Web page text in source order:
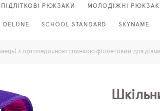
ПІДЛІТКОВІ РЮКЗАКИ МОЛОДІЖНІ
DELUNE SCHOOL STANDARD SKYNAME
з ортопедичною спинкою фіолетовий для